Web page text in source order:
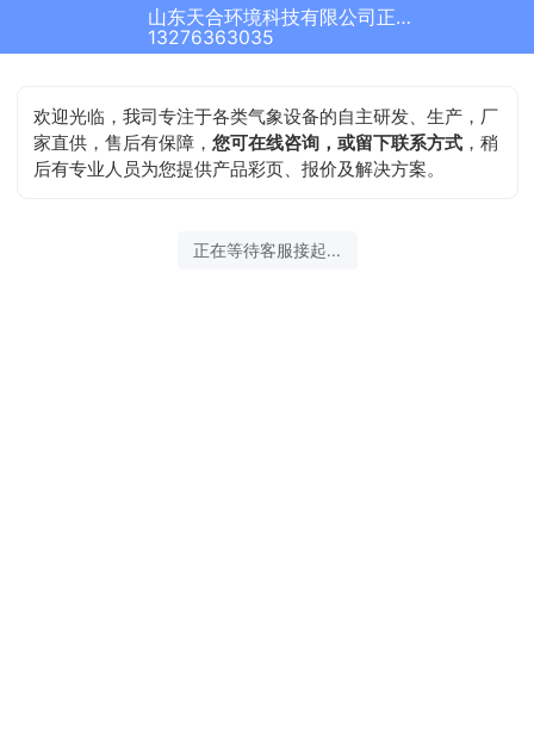
山东天合环境科技有限公司正在为您服务
13276363035
欢迎光临，我司专注于各类气象设备的自主研发、生产，厂
家直供，售后有保障，您可在线咨询，或留下联系方式 ，稍
后有专业人员为您提供产品彩页、报价及解决方案。
正在等待客服接起...